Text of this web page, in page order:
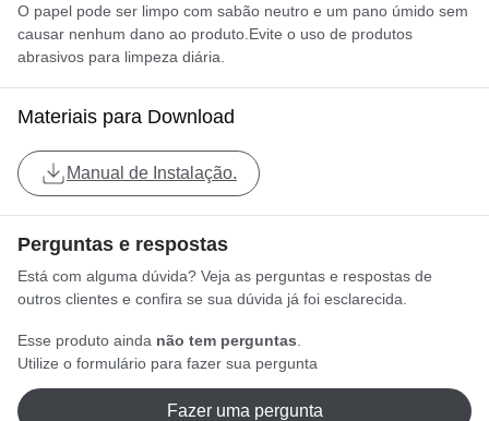
O papel pode ser limpo com sabão neutro e um pano úmido sem
causar nenhum dano ao produto.Evite o uso de produtos
abrasivos para limpeza diária.
Materiais para Download
Manual de Instalação.
Perguntas e respostas
Está com alguma dúvida? Veja as perguntas e respostas de
outros clientes e confira se sua dúvida já foi esclarecida.
Esse produto ainda não tem perguntas
Utilize o formulário para fazer sua pergunta
Fazer uma pergunta